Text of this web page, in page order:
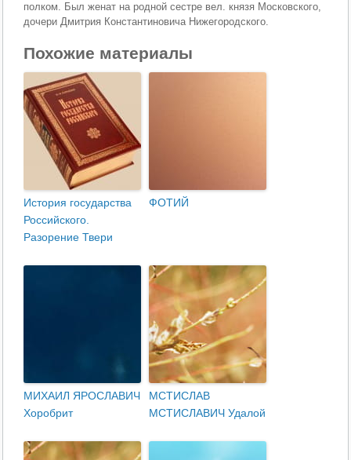
полком. Был женат на родной сестре вел. князя Московского,
дочери Дмитрия Константиновича Нижегородского.
Похожие материалы
История государства
Российского.
Разорение Твери
ФОТИЙ
МИХАИЛ ЯРОСЛАВИЧ
Хоробрит
МСТИСЛАВ
МСТИСЛАВИЧ Удалой